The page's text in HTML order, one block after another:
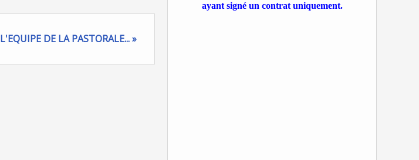
ayant signé un contrat uniquement.
L'EQUIPE DE LA PASTORALE... »